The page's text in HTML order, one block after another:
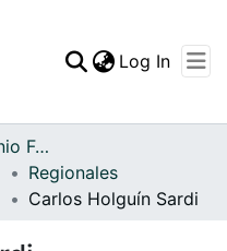
Statistics
Log In
Archivo del Patrimonio Fotográfico y Fílmico del Valle del Cauca
Regionales
Carlos Holguín Sardi